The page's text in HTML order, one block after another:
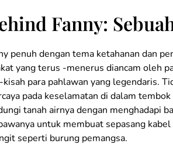
Fanny:
penuh dengan tema ketahanan dan
yang terus -menerus diancam oleh
para pahlawan yang legendaris.
pada keselamatan di dalam
tanah airnya dengan menghadapi
untuk membuat sepasang
seperti burung pemangsa.